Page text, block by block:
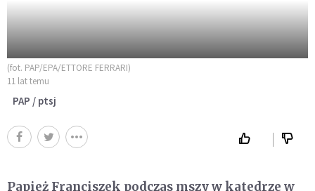
(fot. PAP/EPA/ETTORE FERRARI)
11 lat temu
PAP / ptsj
Papież Franciszek podczas mszy w katedrze w